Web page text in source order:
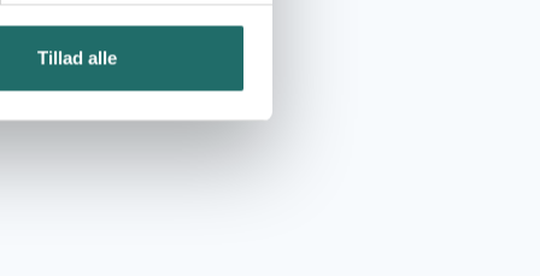
Tillad alle